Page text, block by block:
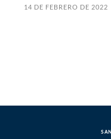
14 DE FEBRERO DE 2022